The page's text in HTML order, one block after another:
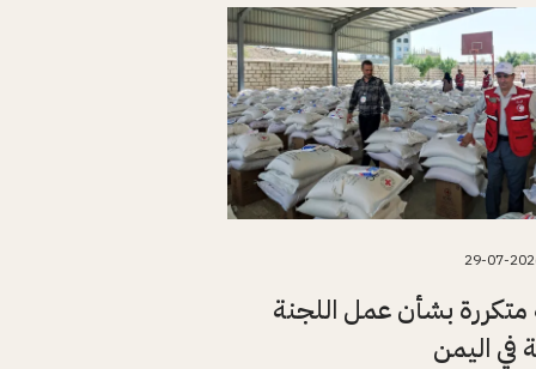
29-07-
متكررة بشأن عمل اللجنة
في اليمن